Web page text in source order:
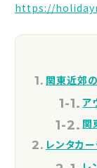
https://
関東近郊
ア
関
レンタカ